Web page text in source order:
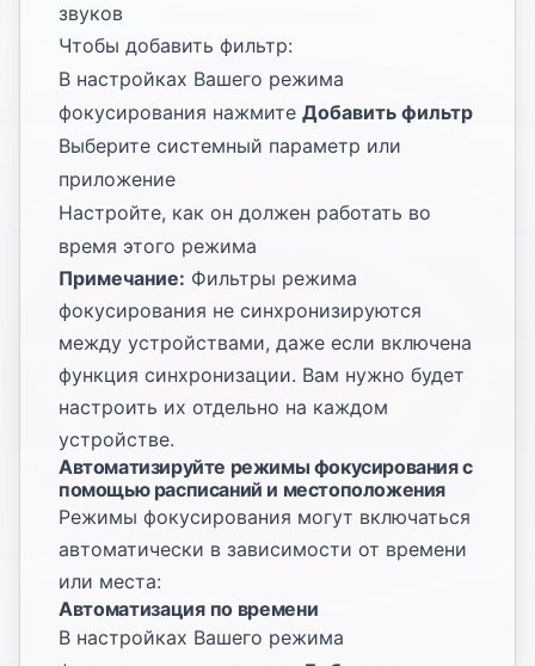
звуков
Чтобы добавить фильтр:
В настройках Вашего режима
фокусирования нажмите Добавить фильтр
Выберите системный параметр или
приложение
Настройте, как он должен работать во
время этого режима
Примечание: Фильтры режима
фокусирования не синхронизируются
между устройствами, даже если включена
функция синхронизации. Вам нужно будет
настроить их отдельно на каждом
устройстве.
Автоматизируйте режимы фокусирования с
помощью расписаний и местоположения
Режимы фокусирования могут включаться
автоматически в зависимости от времени
или места:
Автоматизация по времени
В настройках Вашего режима